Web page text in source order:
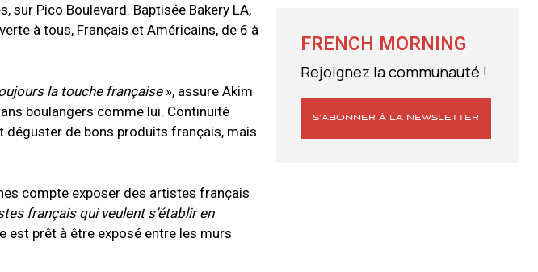
sur Pico Boulevard. Baptisée Bakery LA,
à tous, Français et Américains, de 6 à
la touche française », assure Akim
boulangers comme lui. Continuité
déguster de bons produits français, mais
compte exposer des artistes français
français qui veulent s’établir en
est prêt à être exposé entre les murs
FRENCH MORNING
Rejoignez la communauté !
S’ABONNER À LA NEWSLETTER